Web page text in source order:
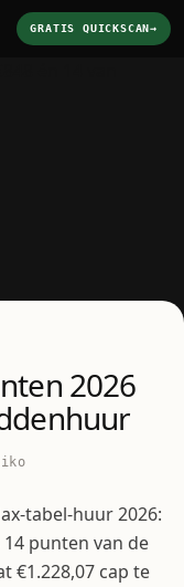
GRATIS QUICKSCAN→
2026
tabel-huur 2026:
14 punten van de
€1.228,07 cap te